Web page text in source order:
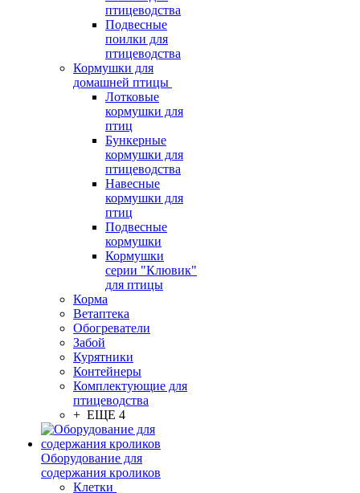
птицеводства
Подвесные
поилки для
птицеводства
Кормушки для
домашней птицы
Лотковые
кормушки для
птиц
Бункерные
кормушки для
птицеводства
Навесные
кормушки для
птиц
Подвесные
кормушки
Кормушки
серии "Клювик"
для птицы
Корма
Ветаптека
Обогреватели
Забой
Курятники
Контейнеры
Комплектующие для
птицеводства
+ ЕЩЕ 4
Оборудование для
содержания кроликов
Клетки